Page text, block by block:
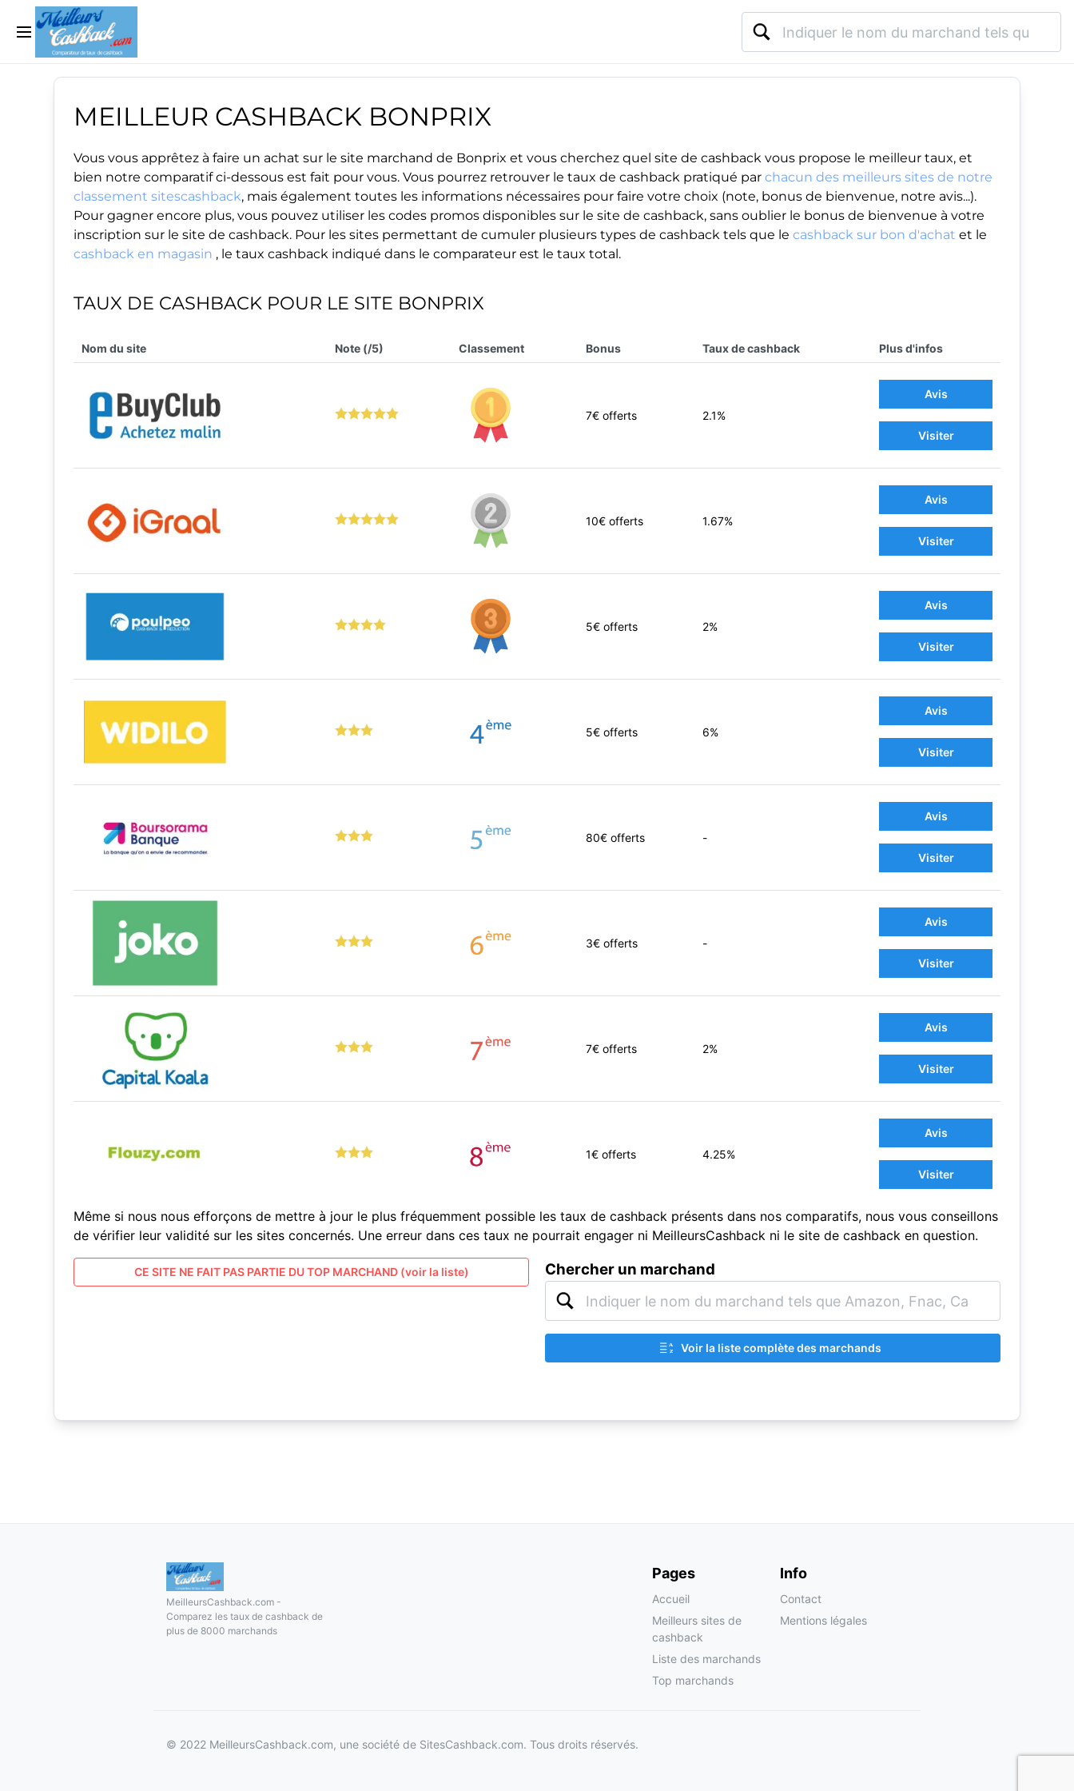
MEILLEUR CASHBACK BONPRIX
Vous vous apprêtez à faire un achat sur le site marchand de Bonprix et vous cherchez quel site de cashback vous propose le meilleur taux, et
bien notre comparatif ci-dessous est fait pour vous. Vous pourrez retrouver le taux de cashback pratiqué par chacun des meilleurs sites de notre
classement sitescashback, mais également toutes les informations nécessaires pour faire votre choix (note, bonus de bienvenue, notre avis...).
Pour gagner encore plus, vous pouvez utiliser les codes promos disponibles sur le site de cashback, sans oublier le bonus de bienvenue à votre
inscription sur le site de cashback. Pour les sites permettant de cumuler plusieurs types de cashback tels que le cashback sur bon d'achat et le
cashback en magasin , le taux cashback indiqué dans le comparateur est le taux total.
TAUX DE CASHBACK POUR LE SITE BONPRIX
Nom du site Note (/5) Classement Bonus Taux de cashback Plus d'infos
7€ offerts 2.1%
Avis
Visiter
10€ offerts 1.67%
Avis
Visiter
5€ offerts 2%
Avis
Visiter
5€ offerts 6%
Avis
Visiter
80€ offerts -
Avis
Visiter
3€ offerts -
Avis
Visiter
7€ offerts 2%
Avis
Visiter
1€ offerts 4.25%
Avis
Visiter
Même si nous nous efforçons de mettre à jour le plus fréquemment possible les taux de cashback présents dans nos comparatifs, nous vous conseillons
de vérifier leur validité sur les sites concernés. Une erreur dans ces taux ne pourrait engager ni MeilleursCashback ni le site de cashback en question.
CE SITE NE FAIT PAS PARTIE DU TOP MARCHAND (voir la liste) Chercher un marchand
A
Z
Voir la liste complète des marchands
MeilleursCashback.com -
Comparez les taux de cashback de
plus de 8000 marchands
Pages
Accueil
Meilleurs sites de
cashback
Liste des marchands
Top marchands
Info
Contact
Mentions légales
© 2022 MeilleursCashback.com, une société de SitesCashback.com. Tous droits réservés.